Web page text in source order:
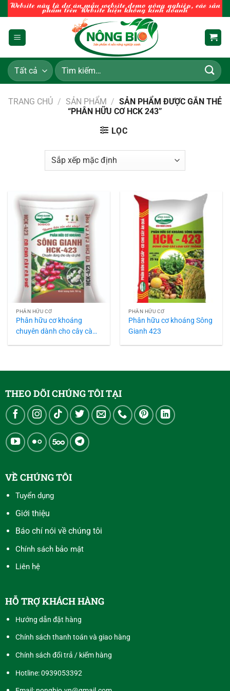
Chuyển
đến
nội
dung
Tìm
kiếm:
TRANG CHỦ / SẢN PHẨM / SẢN PHẨM ĐƯỢC GẮN THẺ
“PHÂN HỮU CƠ HCK 243”
LỌC
PHÂN HỮU CƠ
Phân hữu cơ khoáng
chuyên dành cho cây cà
PHÂN HỮU CƠ
Phân hữu cơ khoáng Sông
Gianh 423
THEO DÕI CHÚNG TÔI TẠI
VỀ CHÚNG TÔI
Tuyển dụng
Giới thiệu
Báo chí nói về chúng tôi
Chính sách bảo mật
Liên hệ
HỖ TRỢ KHÁCH HÀNG
Hướng dẫn đặt hàng
Chính sách thanh toán và giao hàng
Chính sách đổi trả / kiểm hàng
Hotline:0939053392